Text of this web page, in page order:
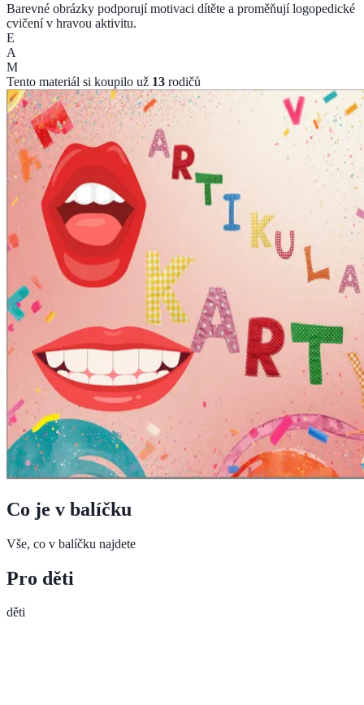
Barevné obrázky podporují motivaci dítěte a proměňují logopedické
cvičení v hravou aktivitu.
E
A
M
Tento materiál si koupilo už 13 rodičů
Co je v balíčku
Vše, co v balíčku najdete
Pro děti
děti